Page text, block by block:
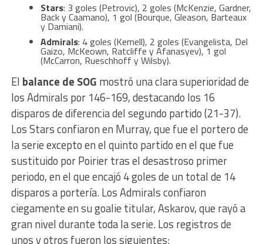
Stars: 3 goles (Petrovic), 2 goles (McKenzie, Gardner,
Back y Caamano), 1 gol (Bourque, Gleason, Barteaux
y Damiani).
Admirals: 4 goles (Kemell), 2 goles (Evangelista, Del
Gaizo, McKeown, Ratcliffe y Afanasyev), 1 gol
(McCarron, Rueschhoff y Wilsby).
El balance de SOG mostró una clara superioridad de
los Admirals por 146-169, destacando los 16
disparos de diferencia del segundo partido (21-37).
Los Stars confiaron en Murray, que fue el portero de
la serie excepto en el quinto partido en el que fue
sustituido por Poirier tras el desastroso primer
periodo, en el que encajó 4 goles de un total de 14
disparos a portería. Los Admirals confiaron
ciegamente en su goalie titular, Askarov, que rayó a
gran nivel durante toda la serie. Los registros de
unos y otros fueron los siguientes: